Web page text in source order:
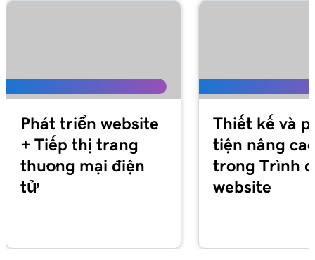
Phát triển website
+ Tiếp thị trang
thương mại điện
tử
Thiết kế và
tiện nâng
trong Trình
website